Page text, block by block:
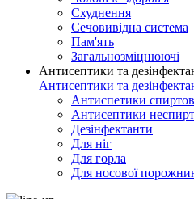
Схуднення
Сечовивідна система
Пам'ять
Загальнозміцнюючі
Антисептики та
Антисептики та
Антиспетики
Антисептики
Дезінфектанти
Для ніг
Для горла
Для носової